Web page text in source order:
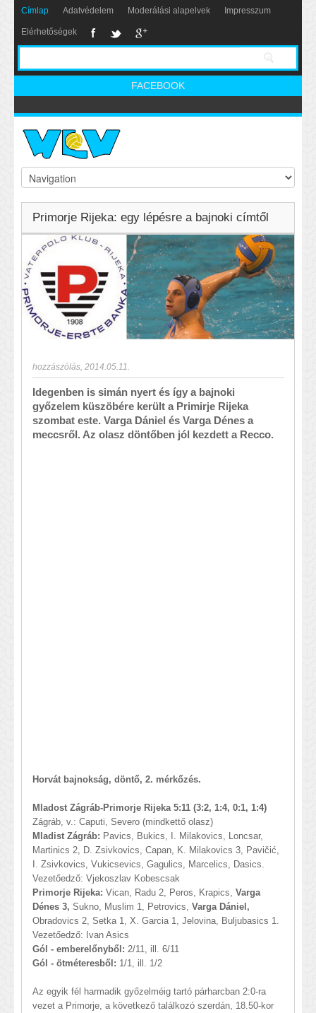
Címlap Adatvédelem Moderálási alapelvek Impresszum
Elérhetőségek
FACEBOOK
Primorje Rijeka: egy lépésre a bajnoki címtől
hozzászólás 2014.05.11.
Idegenben is simán nyert és így a bajnoki
győzelem küszöbére került a Primirje Rijeka
szombat este. Varga Dániel és Varga Dénes a
meccsről. Az olasz döntőben jól kezdett a Recco.
Horvát bajnokság, döntő, 2. mérkőzés.
Mladost Zágráb-Primorje Rijeka 5:11 (3:2, 1:4, 0:1, 1:4)
Zágráb, v.: Caputi, Severo (mindkettő olasz)
Mladist Zágráb: Pavics, Bukics, I. Milakovics, Loncsar,
Martinics 2, D. Zsivkovics, Capan, K. Milakovics 3, Pavičić,
I. Zsivkovics, Vukicsevics, Gagulics, Marcelics, Dasics.
Vezetőedző: Vjekoszlav Kobescsak
Primorje Rijeka: Vican, Radu 2, Peros, Krapics, Varga
Dénes 3, Sukno, Muslim 1, Petrovics, Varga Dániel,
Obradovics 2, Setka 1, X. Garcia 1, Jelovina, Buljubasics 1.
Vezetőedző: Ivan Asics
Gól - emberelőnyből: 2/11, ill. 6/11
Gól - ötméteresből: 1/1, ill. 1/2
Az egyik fél harmadik győzelméig tartó párharcban 2:0-ra
vezet a Primorje, a következő találkozó szerdán, 18.50-kor